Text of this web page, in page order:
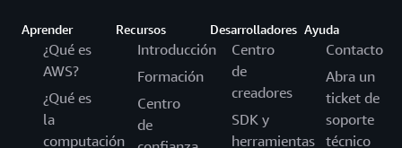
Aprender
¿Qué es
AWS?
¿Qué es
la
computación
Recursos
Introducción
Formación
Centro
de
Desarrolladores
Centro
de
creadores
SDK y
herramientas
Ayuda
Contacto
Abra un
ticket de
soporte
técnico